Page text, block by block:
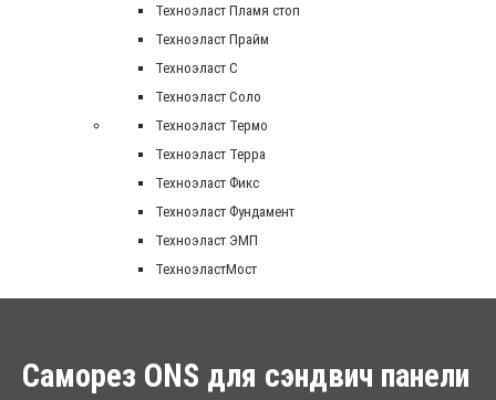
Техноэласт Пламя стоп
Техноэласт Прайм
Техноэласт С
Техноэласт Соло
Техноэласт Термо
Техноэласт Терра
Техноэласт Фикс
Техноэласт Фундамент
Техноэласт ЭМП
ТехноэластМост
Саморез ONS для сэндвич панели